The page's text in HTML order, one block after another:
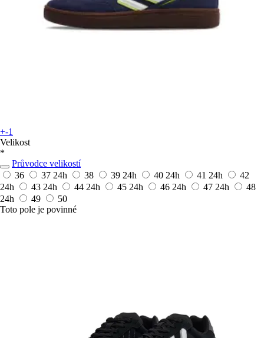
+-1
Velikost
*
Průvodce velikostí
36
37 24h 38 39 24h 40 24h 41 24h
42
24h
43 24h 44 24h 45 24h 46 24h 47 24h
48
24h
49
50
Toto pole je povinné